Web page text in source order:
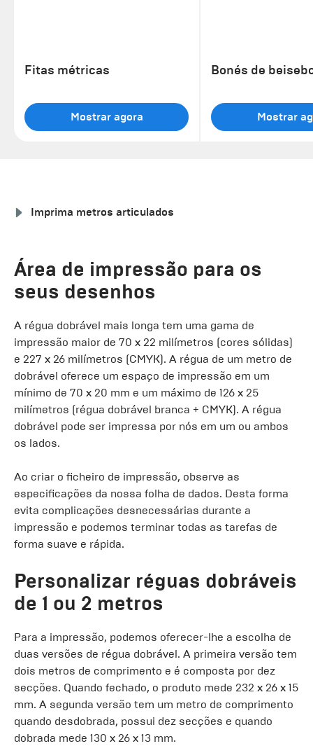
Fitas métricas
Mostrar agora
Bonés de
Mostrar
Imprima metros articulados
Área de impressão para os
seus desenhos
A régua dobrável mais longa tem uma gama de
impressão maior de 70 x 22 milímetros (cores sólidas)
e 227 x 26 milímetros (CMYK). A régua de um metro de
dobrável oferece um espaço de impressão em um
mínimo de 70 x 20 mm e um máximo de 126 x 25
milímetros (régua dobrável branca + CMYK). A régua
dobrável pode ser impressa por nós em um ou ambos
os lados.
Ao criar o ficheiro de impressão, observe as
especificações da nossa folha de dados. Desta forma
evita complicações desnecessárias durante a
impressão e podemos terminar todas as tarefas de
forma suave e rápida.
Personalizar réguas dobráveis
de 1 ou 2 metros
Para a impressão, podemos oferecer-lhe a escolha de
duas versões de régua dobrável. A primeira versão tem
dois metros de comprimento e é composta por dez
secções. Quando fechado, o produto mede 232 x 26 x 15
mm. A segunda versão tem um metro de comprimento
quando desdobrada, possui dez secções e quando
dobrada mede 130 x 26 x 13 mm.